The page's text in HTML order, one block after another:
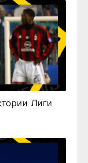
Лиги